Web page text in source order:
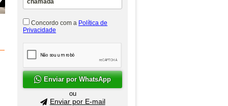
chamada
Concordo com a Política de
Privacidade
Enviar por WhatsApp
ou
Enviar por E-mail